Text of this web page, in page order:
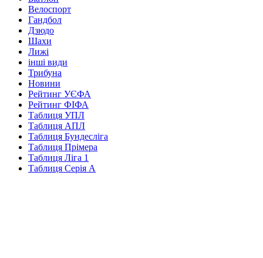
Велоспорт
Гандбол
Дзюдо
Шахи
Лижі
інші види
Трибуна
Новини
Рейтинг УЄФА
Рейтинг ФІФА
Таблиця УПЛ
Таблиця АПЛ
Таблиця Бундесліга
Таблиця Прімера
Таблиця Ліга 1
Таблиця Серія А